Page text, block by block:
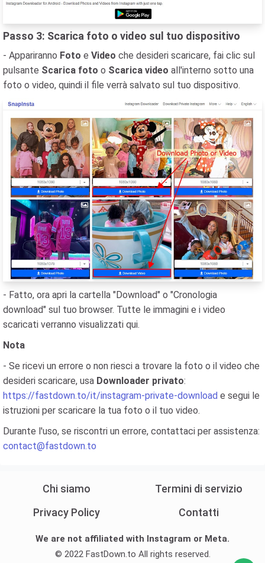
Passo 3: Scarica foto o video sul tuo dispositivo
- Appariranno Foto e Video che desideri scaricare, fai clic sul
pulsante Scarica foto o Scarica video all'interno sotto una
foto o video, quindi il file verrà salvato sul tuo dispositivo.
- Fatto, ora apri la cartella "Download" o "Cronologia
download" sul tuo browser. Tutte le immagini e i video
scaricati verranno visualizzati qui.
Nota
- Se ricevi un errore o non riesci a trovare la foto o il video che
desideri scaricare, usa Downloader privato:
https://fastdown.to/it/instagram-private-download e segui le
istruzioni per scaricare la tua foto o il tuo video.
Durante l'uso, se riscontri un errore, contattaci per assistenza:
contact@fastdown.to
Chi siamo
Termini di servizio
Privacy Policy
Contatti
We are not affiliated with Instagram or Meta.
© 2022 FastDown.to All rights reserved.